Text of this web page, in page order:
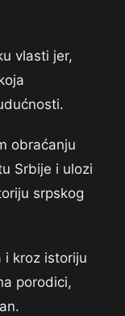
vlasti jer,
obraćanju
Srbije i ulozi
srpskog
i kroz istoriju
porodici,